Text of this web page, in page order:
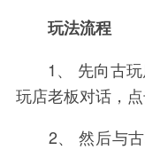
玩法流程
1、 先向古玩
玩店老板对话，
2、 然后与古